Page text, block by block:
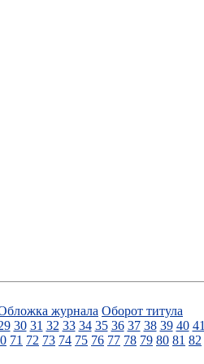
журнала Оборот титула
30 31 32 33 34 35 36 37 38 39 40 41
71 72 73 74 75 76 77 78 79 80 81 82